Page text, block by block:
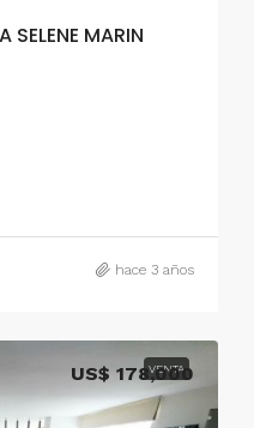
SELENE MARIN
hace 3 años
VENTA
US$ 178,000